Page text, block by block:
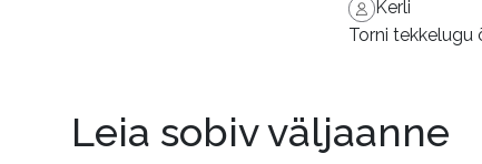
Kerli
Torni tekkelugu
Leia sobiv väljaanne